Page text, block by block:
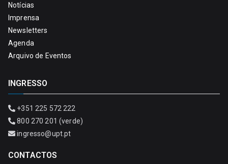
Notícias
Imprensa
Newsletters
Agenda
Arquivo de Eventos
INGRESSO
+351 225 572 222
800 270 201 (verde)
ingresso@upt.pt
CONTACTOS